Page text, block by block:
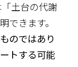
土台の代謝
できます。
のではあり
トする可能